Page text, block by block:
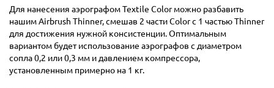
Для нанесения аэрографом Textile Color можно разбавить
нашим Airbrush Thinner, смешав 2 части Color с 1 частью Thinner
для достижения нужной консистенции. Оптимальным
вариантом будет использование аэрографов с диаметром
сопла 0,2 или 0,3 мм и давлением компрессора,
установленным примерно на 1 кг.